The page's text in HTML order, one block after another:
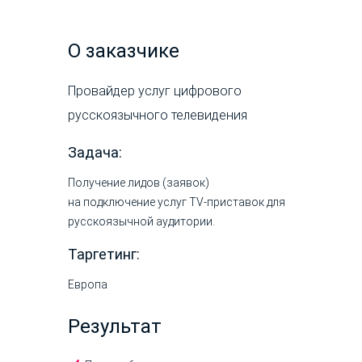
О заказчике
Провайдер услуг цифрового
русскоязычного телевидения
Задача:
Получение лидов (заявок)
на подключение услугTV-приставок для
русскоязычной аудитории.
Таргетинг:
Европа
Результат